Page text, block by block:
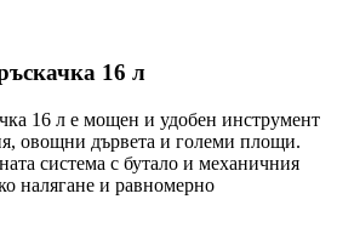
16 л
16 л е мощен и удобен инструмент
овощни дървета и големи площи.
система с бутало и механичния
налягане и равномерно